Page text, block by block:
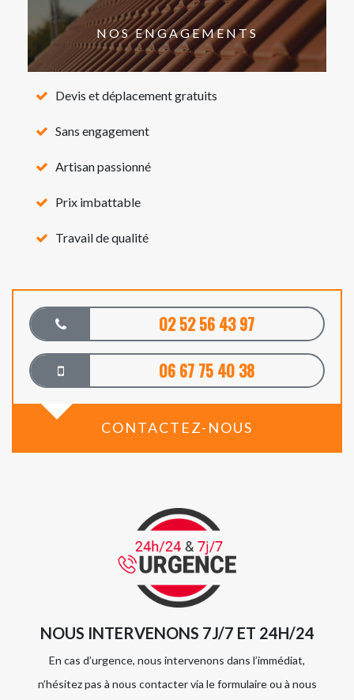
NOS ENGAGEMENTS
Devis et déplacement gratuits
Sans engagement
Artisan passionné
Prix imbattable
Travail de qualité
02 52 56 43 97
06 67 75 40 38
CONTACTEZ-NOUS
NOUS INTERVENONS 7J/7 ET 24H/24
En cas d’urgence, nous intervenons dans l’immédiat,
n’hésitez pas à nous contacter via le formulaire ou à nous